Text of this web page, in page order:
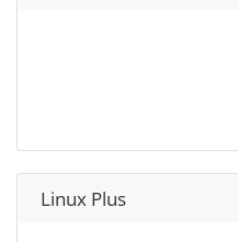
Linux Plus